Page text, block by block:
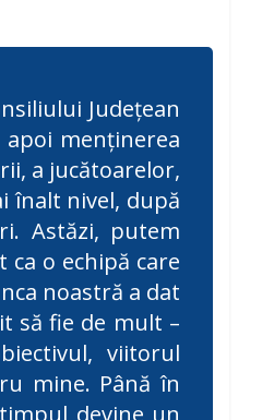
Județean
menţinerea
a jucătoarelor,
înalt nivel, după
Astăzi, putem
o echipă care
noastră a dat
să fie de mult –
viitorul
mine. Până în
devine un